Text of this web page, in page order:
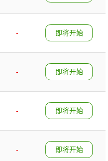
-
即将开始
-
即将开始
-
即将开始
-
即将开始